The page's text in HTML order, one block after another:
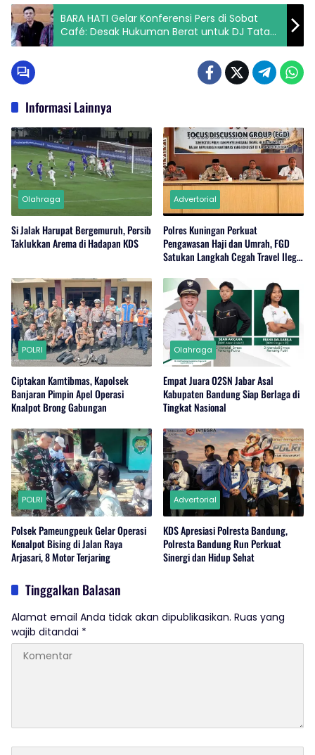
BARA HATI Gelar Konferensi Pers di Sobat
Café: Desak Hukuman Berat untuk DJ Tata
Nabila Cs dan Minta Presiden Prabowo Serta
Informasi Lainnya
Olahraga
Si Jalak Harupat Bergemuruh, Persib
Taklukkan Arema di Hadapan KDS
Advertorial
Polres Kuningan Perkuat
Pengawasan Haji dan Umrah, FGD
Satukan Langkah Cegah Travel Ilegal
POLRI
Ciptakan Kamtibmas, Kapolsek
Banjaran Pimpin Apel Operasi
Knalpot Brong Gabungan
Olahraga
Empat Juara O2SN Jabar Asal
Kabupaten Bandung Siap Berlaga di
Tingkat Nasional
POLRI
Polsek Pameungpeuk Gelar Operasi
Kenalpot Bising di Jalan Raya
Arjasari, 8 Motor Terjaring
Advertorial
KDS Apresiasi Polresta Bandung,
Polresta Bandung Run Perkuat
Sinergi dan Hidup Sehat
Tinggalkan Balasan
Alamat email Anda tidak akan dipublikasikan. Ruas yang
wajib ditandai *